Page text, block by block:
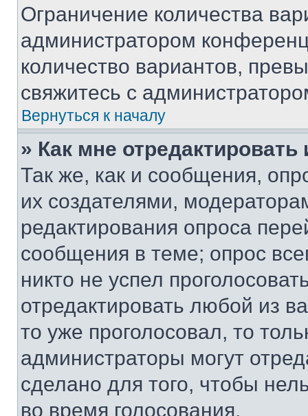
Ограничение количества
администратором
количество вариантов,
свяжитесь с
Вернуться к началу
» Как мне
Так же, как и сообщения,
их создателями,
редактирования опроса
сообщения в теме; опрос
никто не успел
отредактировать любой из
то уже проголосовал, то
администраторы могут
сделано для того, чтобы
во время голосования.